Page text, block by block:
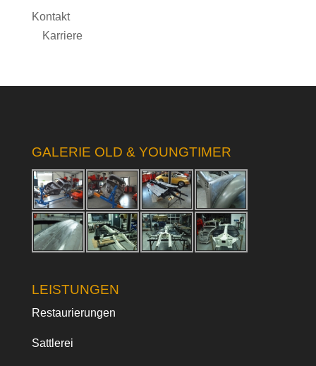
Kontakt
Karriere
GALERIE OLD & YOUNGTIMER
LEISTUNGEN
Restaurierungen
Sattlerei